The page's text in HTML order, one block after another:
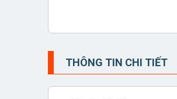
THÔNG TIN CHI TIẾT